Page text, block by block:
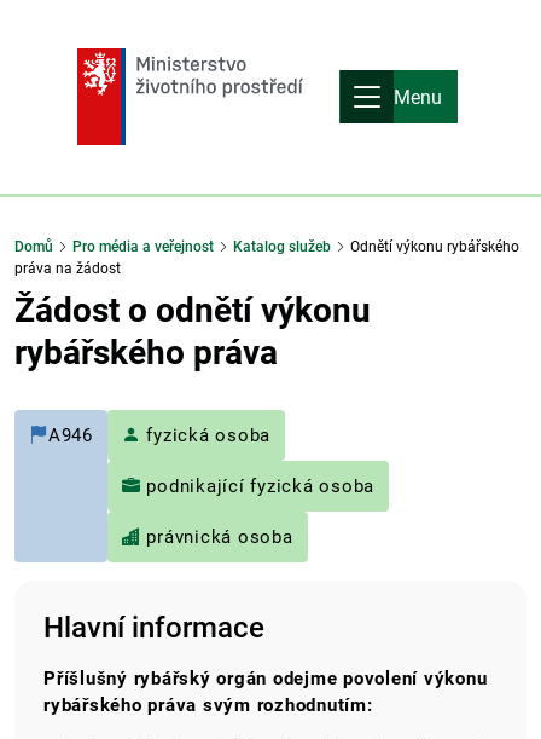
Menu
Domů Pro média a veřejnost Katalog služeb
Odnětí výkonu rybářského
práva na žádost
Žádost o odnětí výkonu
rybářského práva
A946 fyzická osoba
podnikající fyzická osoba
právnická osoba
Hlavní informace
Příšlušný rybářský orgán odejme povolení výkonu
rybářského práva svým rozhodnutím: